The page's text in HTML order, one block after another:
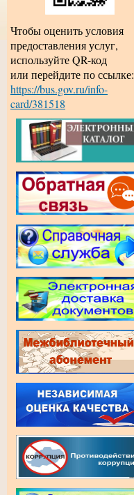
Чтобы оценить условия
предоставления услуг,
используйте QR-код
или перейдите по ссылке:
https://bus.gov.ru/info-
card/381518